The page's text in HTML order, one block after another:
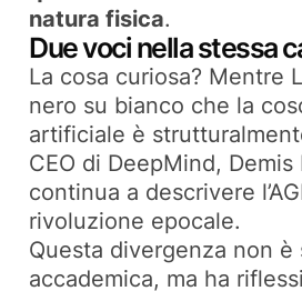
natura fisica.
Due voci nella stessa
La cosa curiosa? Mentre
nero su bianco che la
artificiale è
CEO di DeepMind, Demis
continua a descrivere
rivoluzione epocale.
Questa divergenza non è
accademica, ma ha